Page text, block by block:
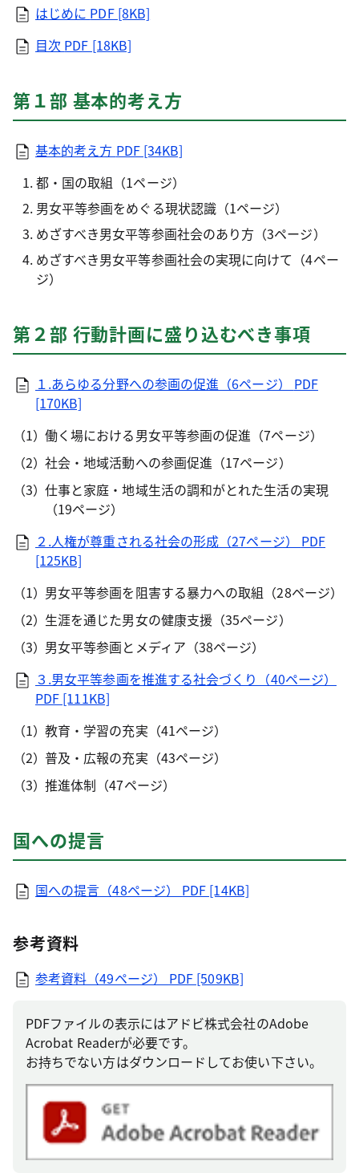
はじめに PDF [8KB]
目次 PDF [18KB]
第１部 基本的考え方
基本的考え方 PDF [34KB]
都・国の取組（1ページ）
男女平等参画をめぐる現状認識（1ページ）
めざすべき男女平等参画社会のあり方（3ページ）
めざすべき男女平等参画社会の実現に向けて（4ペー
ジ）
第２部 行動計画に盛り込むべき事項
１.あらゆる分野への参画の促進（6ページ） PDF
[170KB]
働く場における男女平等参画の促進（7ページ）
社会・地域活動への参画促進（17ページ）
仕事と家庭・地域生活の調和がとれた生活の実現
（19ページ）
２.人権が尊重される社会の形成（27ページ） PDF
[125KB]
男女平等参画を阻害する暴力への取組（28ページ）
生涯を通じた男女の健康支援（35ページ）
男女平等参画とメディア（38ページ）
３.男女平等参画を推進する社会づくり（40ページ）
PDF [111KB]
教育・学習の充実（41ページ）
普及・広報の充実（43ページ）
推進体制（47ページ）
国への提言
国への提言（48ページ） PDF [14KB]
参考資料
参考資料（49ページ） PDF [509KB]
PDFファイルの表示にはアドビ株式会社のAdobe
Acrobat Readerが必要です。
お持ちでない方はダウンロードしてお使い下さい。